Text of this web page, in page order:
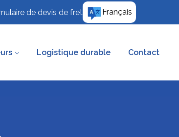
de devis de fret Français
Logistique durable Contact